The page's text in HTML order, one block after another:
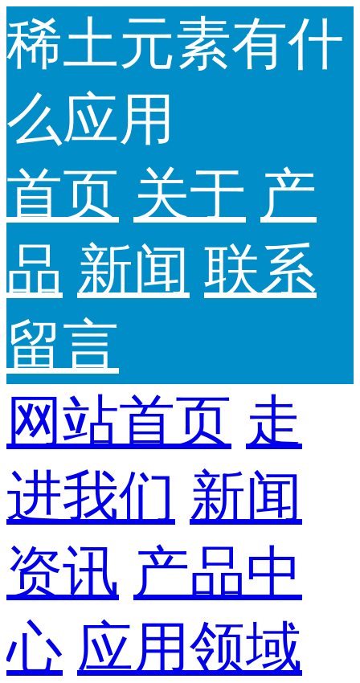
稀土元素有什
么应用
首页 关于 产
品 新闻 联系
留言
网站首页 走
进我们 新闻
资讯 产品中
心 应用领域